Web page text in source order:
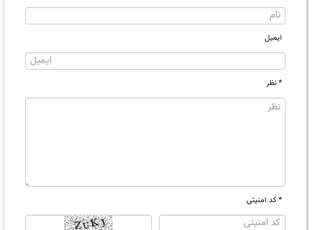
ایمیل
* نظر
* کد امنیتی